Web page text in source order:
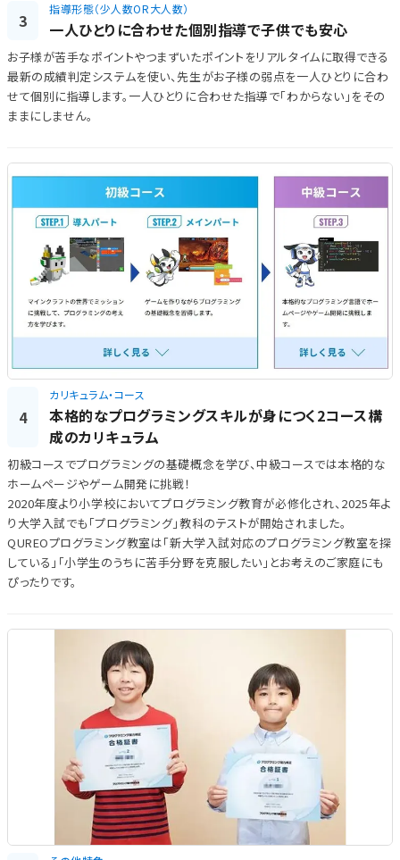
3
指導形態（少人数OR大人数）
一人ひとりに合わせた個別指導で子供でも安心
お子様が苦手なポイントやつまずいたポイントをリアルタイムに取得できる
最新の成績判定システムを使い、先生がお子様の弱点を一人ひとりに合わ
せて個別に指導します。一人ひとりに合わせた指導で「わからない」をその
ままにしません。
4
カリキュラム・コース
本格的なプログラミングスキルが身につく2コース構
成のカリキュラム
初級コースでプログラミングの基礎概念を学び、中級コースでは本格的な
ホームページやゲーム開発に挑戦！
2020年度より小学校においてプログラミング教育が必修化され、2025年よ
り大学入試でも「プログラミング」教科のテストが開始されました。
QUREOプログラミング教室は「新大学入試対応のプログラミング教室を探
している」「小学生のうちに苦手分野を克服したい」とお考えのご家庭にも
ぴったりです。